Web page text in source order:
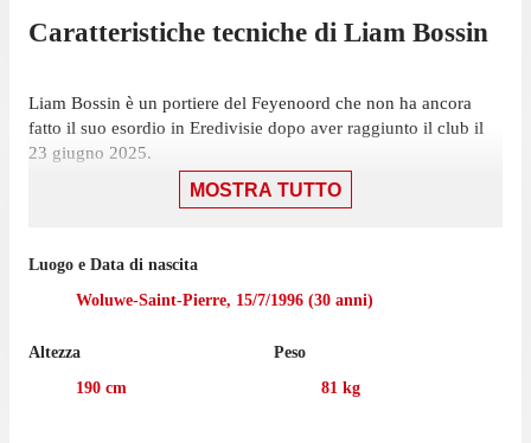
Caratteristiche tecniche di Liam Bossin
Liam Bossin è un portiere del Feyenoord che non ha ancora
fatto il suo esordio in Eredivisie dopo aver raggiunto il club il
23 giugno 2025.
Bossin non ha giocato nemmeno una partita di Eredivisie
Il portiere ha iniziato la sua esperienza con il Feyenoord nel
collezionato 107 presenze in campionato.
MOSTRA TUTTO
Luogo e Data di nascita
Woluwe-Saint-Pierre, 15/7/1996 (30 anni)
Altezza
190 cm
Peso
81 kg